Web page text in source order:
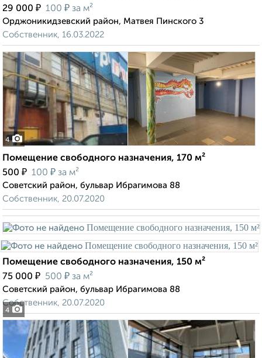
29 000 ₽ 100 ₽ за м²
Орджоникидзевский район, Матвея Пинского 3
Собственник, 16.03.2022
4
Помещение свободного назначения, 170 м²
500 ₽ 100 ₽ за м²
Советский район, бульвар Ибрагимова 88
Собственник, 20.07.2020
4
Помещение свободного назначения, 150 м²
75 000 ₽ 500 ₽ за м²
Советский район, бульвар Ибрагимова 88
Собственник, 20.07.2020